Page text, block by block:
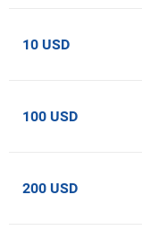
10 USD
100 USD
200 USD